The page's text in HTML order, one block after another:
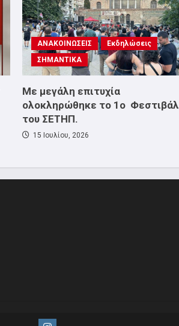
ΑΝΑΚΟΙΝΩΣΕΙΣ
Εκδηλώσεις
ΣΗΜΑΝΤΙΚΑ
Με μεγάλη επιτυχία
ολοκληρώθηκε το 1ο Φεστιβάλ
του ΣΕΤΗΠ.
15 Ιουλίου, 2026